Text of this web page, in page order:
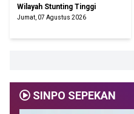
Wilayah Stunting Tinggi
Jumat, 07 Agustus 2026
SINPO SEPEKAN